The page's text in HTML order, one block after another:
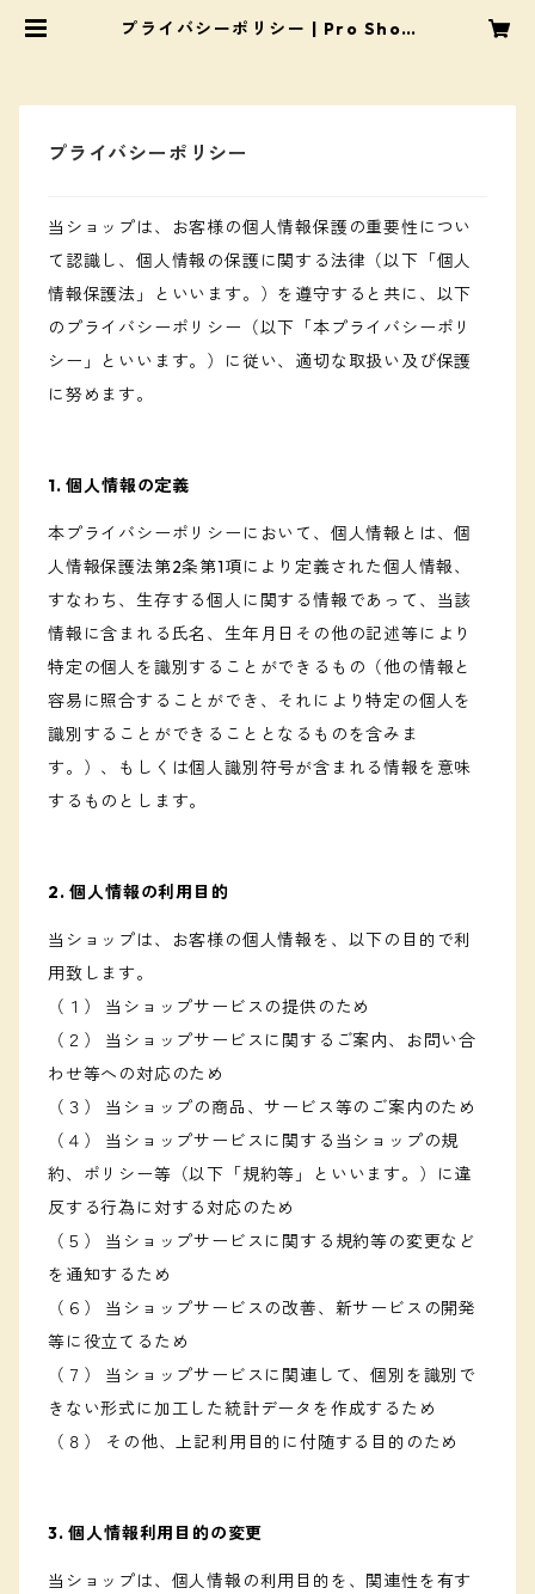
プライバシーポリシー | Pro Shop
プライバシーポリシー
当ショップは、お客様の個人情報保護の重要性につい
て認識し、個人情報の保護に関する法律（以下「個人
情報保護法」といいます。）を遵守すると共に、以下
のプライバシーポリシー（以下「本プライバシーポリ
シー」といいます。）に従い、適切な取扱い及び保護
に努めます。
1. 個人情報の定義
本プライバシーポリシーにおいて、個人情報とは、個
人情報保護法第2条第1項により定義された個人情報、
すなわち、生存する個人に関する情報であって、当該
情報に含まれる氏名、生年月日その他の記述等により
特定の個人を識別することができるもの（他の情報と
容易に照合することができ、それにより特定の個人を
識別することができることとなるものを含みま
す。）、もしくは個人識別符号が含まれる情報を意味
するものとします。
2. 個人情報の利用目的
当ショップは、お客様の個人情報を、以下の目的で利
用致します。
（１） 当ショップサービスの提供のため
（２） 当ショップサービスに関するご案内、お問い合
わせ等への対応のため
（３） 当ショップの商品、サービス等のご案内のため
（４） 当ショップサービスに関する当ショップの規
約、ポリシー等（以下「規約等」といいます。）に違
反する行為に対する対応のため
（５） 当ショップサービスに関する規約等の変更など
を通知するため
（６） 当ショップサービスの改善、新サービスの開発
等に役立てるため
（７） 当ショップサービスに関連して、個別を識別で
きない形式に加工した統計データを作成するため
（８） その他、上記利用目的に付随する目的のため
3. 個人情報利用目的の変更
当ショップは、個人情報の利用目的を、関連性を有す